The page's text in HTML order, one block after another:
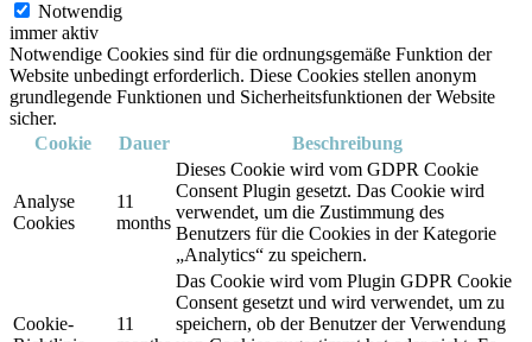
Notwendig
immer aktiv
Notwendige Cookies sind für die ordnungsgemäße Funktion der
Website unbedingt erforderlich. Diese Cookies stellen anonym
grundlegende Funktionen und Sicherheitsfunktionen der Website
sicher.
Cookie
Dauer Beschreibung
Analyse
Cookies
11
months
Dieses Cookie wird vom GDPR Cookie
Consent Plugin gesetzt. Das Cookie wird
verwendet, um die Zustimmung des
Benutzers für die Cookies in der Kategorie
„Analytics“ zu speichern.
Cookie-
11
Das Cookie wird vom Plugin GDPR Cookie
Consent gesetzt und wird verwendet, um zu
speichern, ob der Benutzer der Verwendung